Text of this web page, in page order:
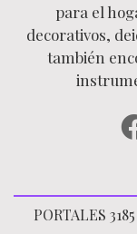
para el
decorativos,
también
PORTALES